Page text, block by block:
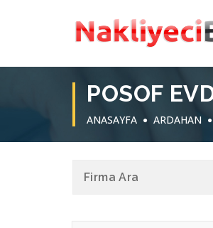
POSOF
ANASAYFA ARDAHAN
Firma Ara